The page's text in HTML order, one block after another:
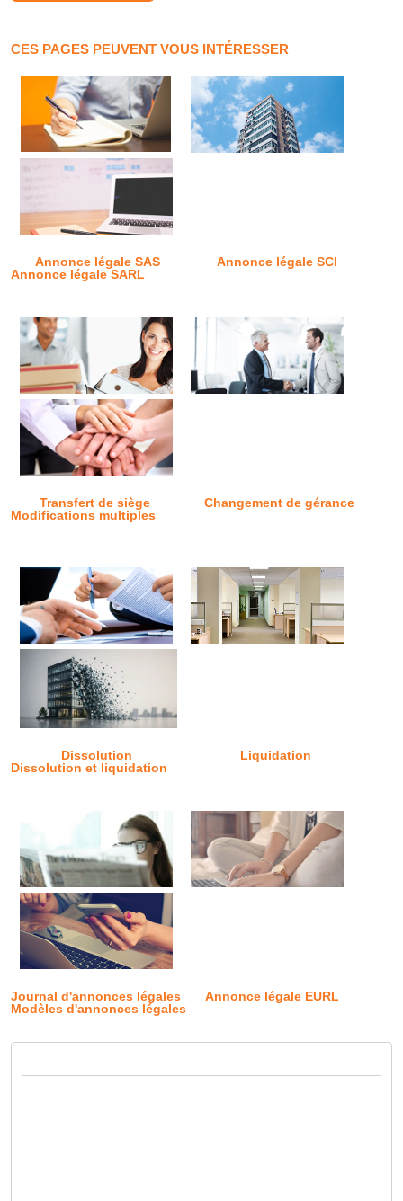
CES PAGES PEUVENT VOUS INTÉRESSER
Annonce légale SAS
Annonce légale SCI
Annonce légale SARL
Transfert de siège
Changement de gérance
Modifications multiples
Dissolution
Liquidation
Dissolution et liquidation
Journal d'annonces légales
Annonce légale EURL
Modèles d'annonces légales